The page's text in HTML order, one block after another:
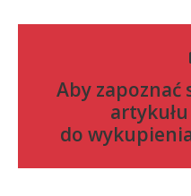
Aby zapoznać
do